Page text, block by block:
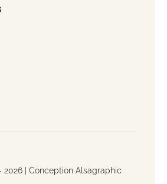
| Conception Alsagraphic